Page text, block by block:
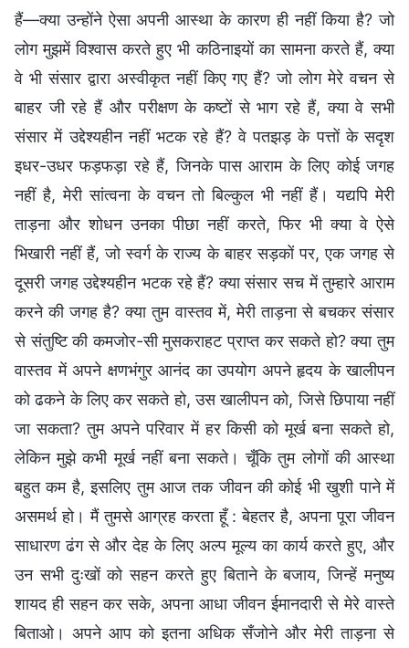
हैं—क्या उन्होंने ऐसा अपनी आस्था के कारण ही नहीं किया है? जो
लोग मुझमें विश्वास करते हुए भी कठिनाइयों का सामना करते हैं, क्या
वे भी संसार द्वारा अस्वीकृत नहीं किए गए हैं? जो लोग मेरे वचन से
बाहर जी रहे हैं और परीक्षण के कष्टों से भाग रहे हैं, क्या वे सभी
संसार में उद्देश्यहीन नहीं भटक रहे हैं? वे पतझड़ के पत्तों के सदृश
इधर-उधर फड़फड़ा रहे हैं, जिनके पास आराम के लिए कोई जगह
नहीं है, मेरी सांत्वना के वचन तो बिल्कुल भी नहीं हैं। यद्यपि मेरी
ताड़ना और शोधन उनका पीछा नहीं करते, फिर भी क्या वे ऐसे
भिखारी नहीं हैं, जो स्वर्ग के राज्य के बाहर सड़कों पर, एक जगह से
दूसरी जगह उद्देश्यहीन भटक रहे हैं? क्या संसार सच में तुम्हारे आराम
करने की जगह है? क्या तुम वास्तव में, मेरी ताड़ना से बचकर संसार
से संतुष्टि की कमजोर-सी मुसकराहट प्राप्त कर सकते हो? क्या तुम
वास्तव में अपने क्षणभंगुर आनंद का उपयोग अपने हृदय के खालीपन
को ढकने के लिए कर सकते हो, उस खालीपन को, जिसे छिपाया नहीं
जा सकता? तुम अपने परिवार में हर किसी को मूर्ख बना सकते हो,
लेकिन मुझे कभी मूर्ख नहीं बना सकते। चूँकि तुम लोगों की आस्था
बहुत कम है, इसलिए तुम आज तक जीवन की कोई भी खुशी पाने में
असमर्थ हो। मैं तुमसे आग्रह करता हूँ : बेहतर है, अपना पूरा जीवन
साधारण ढंग से और देह के लिए अल्प मूल्य का कार्य करते हुए, और
उन सभी दुःखों को सहन करते हुए बिताने के बजाय, जिन्हें मनुष्य
शायद ही सहन कर सके, अपना आधा जीवन ईमानदारी से मेरे वास्ते
बिताओ। अपने आप को इतना अधिक सँजोने और मेरी ताड़ना से